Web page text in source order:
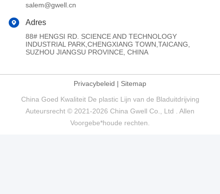
salem@gwell.cn
Adres
88# HENGSI RD. SCIENCE AND TECHNOLOGY
INDUSTRIAL PARK,CHENGXIANG TOWN,TAICANG,
SUZHOU JIANGSU PROVINCE, CHINA
Privacybeleid | Sitemap
China Goed Kwaliteit De plastic Lijn van de Bladuitdrijving
Auteursrecht © 2021-2026 China Gwell Co., Ltd . Allen
Voorgebe*houde rechten.